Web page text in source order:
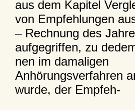
aus dem Kapitel
von Empfehlungen
– Rechnung des
aufgegriffen, zu
nen im damaligen
Anhörungsverfahren
wurde, der Empfeh-